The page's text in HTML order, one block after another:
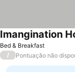
Bed & Breakfast
Imangination
/ Pontuação não